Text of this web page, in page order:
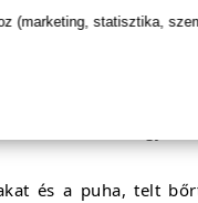
Ez ráncok és
a bőr
és a puha, telt
(marketing, statisztika,